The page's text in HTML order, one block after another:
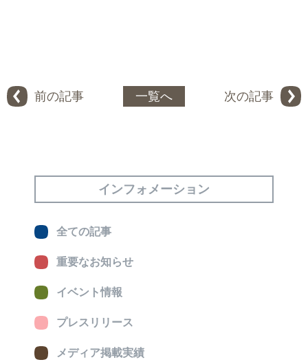
前の記事 一覧へ 次の記事
インフォメーション
全ての記事
重要なお知らせ
イベント情報
プレスリリース
メディア掲載実績